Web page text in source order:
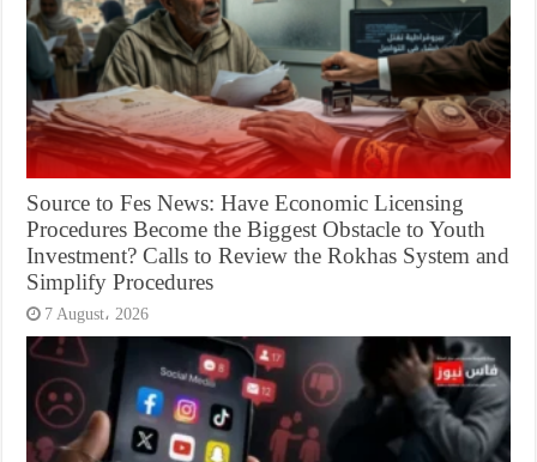
Source to Fes News: Have Economic Licensing
Procedures Become the Biggest Obstacle to Youth
Investment? Calls to Review the Rokhas System and
Simplify Procedures
7 August، 2026